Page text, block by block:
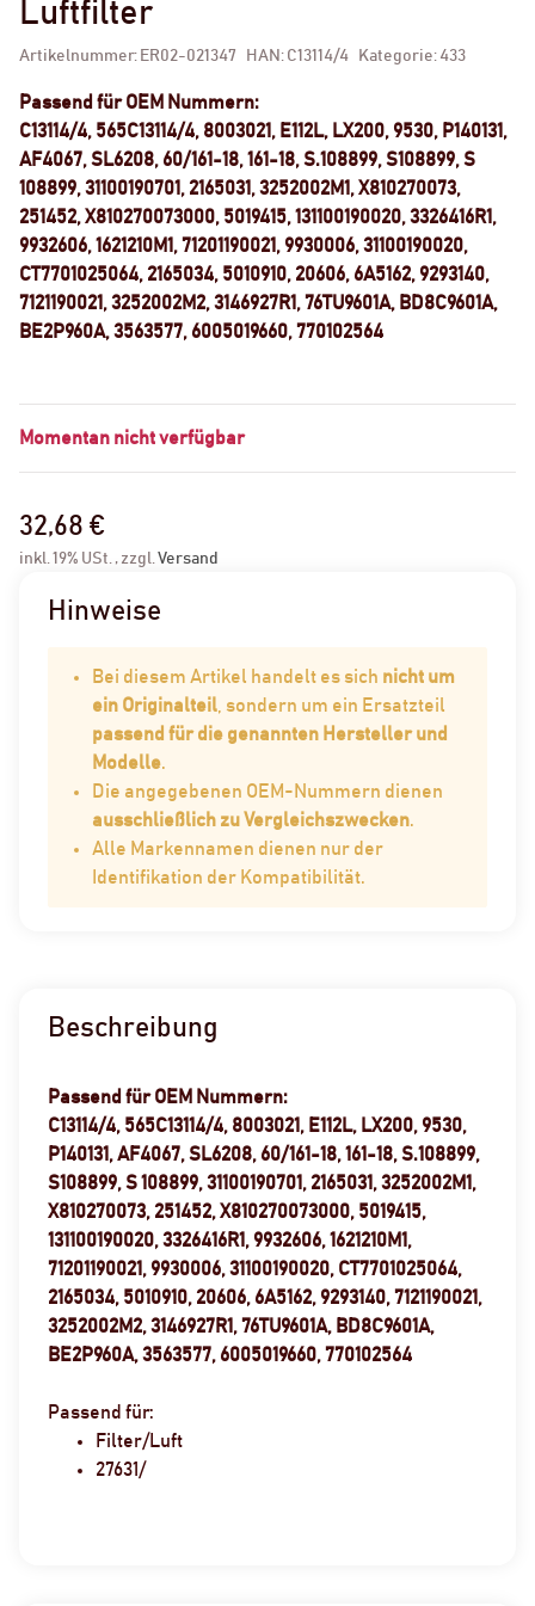
Luftfilter
Artikelnummer: ER02-021347 HAN: C13114/4 Kategorie: 433
Passend für OEM Nummern:
C13114/4, 565C13114/4, 8003021, E112L, LX200, 9530, P140131,
AF4067, SL6208, 60/161-18, 161-18, S.108899, S108899, S
108899, 31100190701, 2165031, 3252002M1, X810270073,
251452, X810270073000, 5019415, 131100190020, 3326416R1,
9932606, 1621210M1, 71201190021, 9930006, 31100190020,
CT7701025064, 2165034, 5010910, 20606, 6A5162, 9293140,
7121190021, 3252002M2, 3146927R1, 76TU9601A, BD8C9601A,
BE2P960A, 3563577, 6005019660, 770102564
Momentan nicht verfügbar
32,68 €
inkl. 19% USt. , zzgl.Versand
Hinweise
Bei diesem Artikel handelt es sich nicht um
ein Originalteil , sondern um ein Ersatzteil
passend für die genannten Hersteller und
Modelle.
Die angegebenen OEM-Nummern dienen
ausschließlich zu Vergleichszwecken.
Alle Markennamen dienen nur der
Identifikation der Kompatibilität.
Beschreibung
Passend für OEM Nummern:
C13114/4, 565C13114/4, 8003021, E112L, LX200, 9530,
P140131, AF4067, SL6208, 60/161-18, 161-18, S.108899,
S108899, S 108899, 31100190701, 2165031, 3252002M1,
X810270073, 251452, X810270073000, 5019415,
131100190020, 3326416R1, 9932606, 1621210M1,
71201190021, 9930006, 31100190020, CT7701025064,
2165034, 5010910, 20606, 6A5162, 9293140, 7121190021,
3252002M2, 3146927R1, 76TU9601A, BD8C9601A,
BE2P960A, 3563577, 6005019660, 770102564
Passend für:
Filter/Luft
27631/